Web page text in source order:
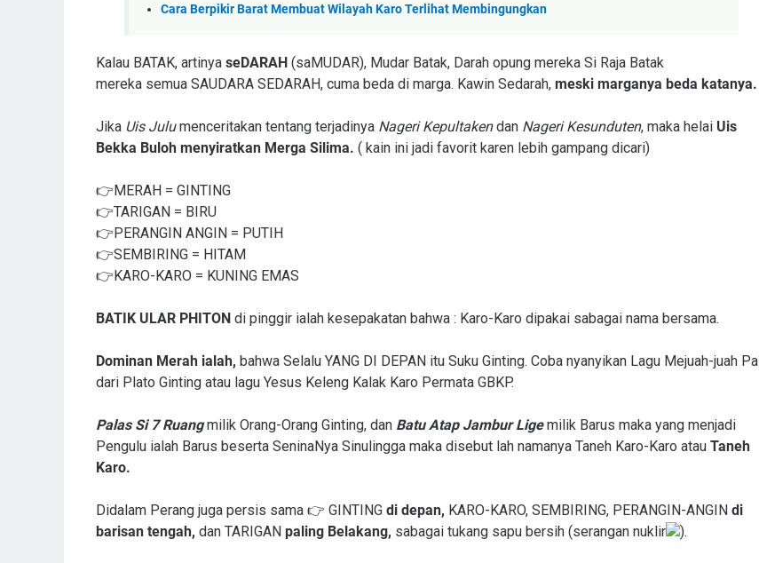
Cara Berpikir Barat Membuat Wilayah Karo Terlihat Membingungkan
Kalau BATAK, artinya seDARAH (saMUDAR), Mudar Batak, Darah opung mereka Si Raja Batak
mereka semua SAUDARA SEDARAH, cuma beda di marga. Kawin Sedarah, meski marganya beda katanya.
Jika Uis Julumenceritakan tentang terjadinya Nageri Kepultakendan Nageri Kesunduten, maka helai Uis
Bekka Buloh menyiratkan Merga Silima. ( kain ini jadi favorit karen lebih gampang dicari)
👉MERAH = GINTING
👉TARIGAN = BIRU
👉PERANGIN ANGIN = PUTIH
👉SEMBIRING = HITAM
👉KARO-KARO = KUNING EMAS
BATIK ULAR PHITON di pinggir ialah kesepakatan bahwa : Karo-Karo dipakai sabagai nama bersama.
Dominan Merah ialah, bahwa Selalu YANG DI DEPAN itu Suku Ginting. Coba nyanyikan Lagu Mejuah-juah Pal
dari Plato Ginting atau lagu Yesus Keleng Kalak Karo Permata GBKP.
Palas Si 7 Ruang milik Orang-Orang Ginting, dan Batu Atap Jambur Ligemilik Barus maka yang menjadi
Pengulu ialah Barus beserta SeninaNya Sinulingga maka disebut lah namanya Taneh Karo-Karo atau Taneh
Karo.
Didalam Perang juga persis sama 👉 GINTING di depan, KARO-KARO, SEMBIRING, PERANGIN-ANGIN di
barisan tengah, dan TARIGAN paling Belakang, sabagai tukang sapu bersih (serangan nuklir ).